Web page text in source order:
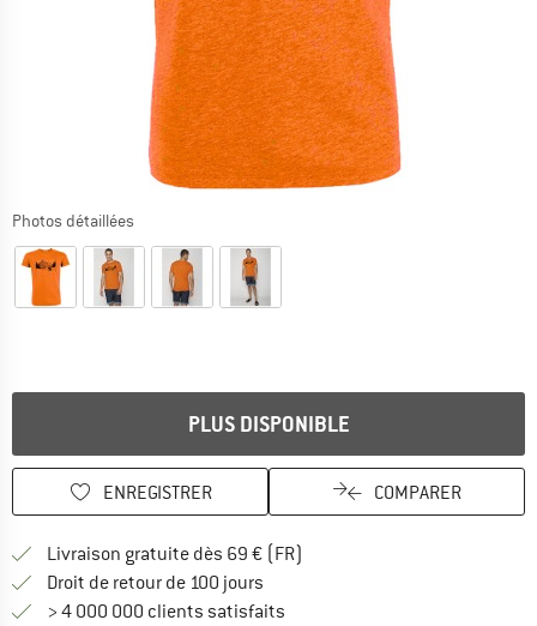
Photos détaillées
PLUS DISPONIBLE
ENREGISTRER COMPARER
Livraison gratuite dès 69 € (FR)
Droit de retour de 100 jours
> 4 000 000 clients satisfaits